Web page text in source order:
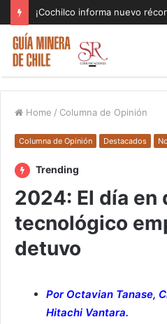
Home / Columna de Opinión
Columna de Opinión Destacados
Trending
2024: El día en
tecnológico
detuvo
Por Octavian Tanase,
Hitachi Vantara.